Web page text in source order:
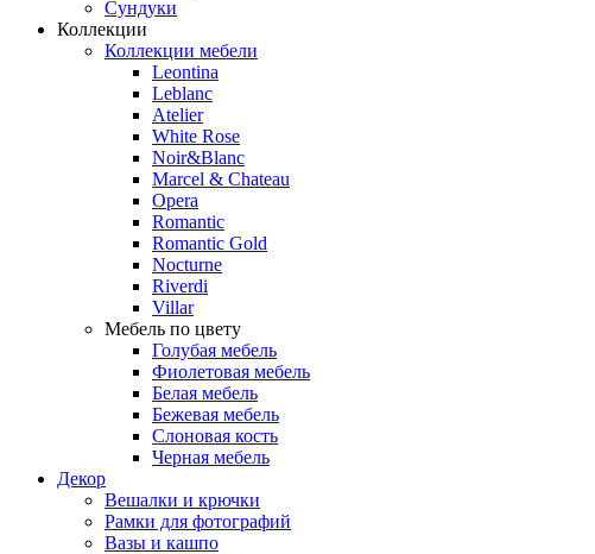
Сундуки
Коллекции
Коллекции мебели
Leontina
Leblanc
Аtelier
White Rose
Noir&Blanc
Marcel & Chateau
Opera
Romantic
Romantic Gold
Nocturne
Riverdi
Villar
Мебель по цвету
Голубая мебель
Фиолетовая мебель
Белая мебель
Бежевая мебель
Слоновая кость
Черная мебель
Декор
Вешалки и крючки
Рамки для фотографий
Вазы и кашпо